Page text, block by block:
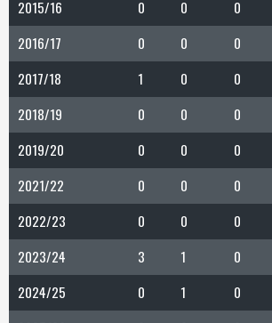
2015/16 0 0 0
2016/17 0 0 0
2017/18 1 0 0
2018/19 0 0 0
2019/20 0 0 0
2021/22 0 0 0
2022/23 0 0 0
2023/24 3 1 0
2024/25 0 1 0